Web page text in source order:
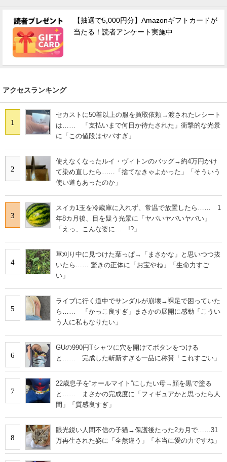
【抽選で5,000円分】Amazonギフトカードが
当たる！読者アンケート実施中
アクセスランキング
1
セカストに50着以上の服を買取依頼→渡されたレシート
は…… 「支払いまで何日か待たされた」衝撃的な光景
に「この値段はヤバすぎ」
2
使えなくなったルイ・ヴィトンのバッグ→約4万円かけ
て染め直したら……「捨てなきゃよかった」「そういう
使い道もあったのか」
3
スイカ1玉を冷蔵庫に入れず、常温で放置したら…… 1
年8カ月後、目を疑う光景に「ヤバいヤバいヤバい」
「えっ、こんな姿に……!?」
4
草刈り中に見つけた葉っぱ→「まさかな」と思いつつ抜
いたら…… 驚きの正体に「お宝やね」「生命力すご
い」
5
ライブに行く道中でサンダルが崩壊→裸足で困っていた
ら…… 「かっこ良すぎ」まさかの展開に感動「こうい
う人に私もなりたい」
6
GUの990円Tシャツに穴を開けてボタンをつける
と…… 完成した斬新すぎる一品に称賛「これすごい」
7
22歳息子を“オールマイト”にしたい母→顔を黒で塗る
と…… まさかの完成度に「フィギュアかと思ったら人
間」「質感良すぎ」
8
眼光鋭い人間不信の子猫→保護後たった2カ月で……31
万再生された姿に「全然違う」「本当に愛の力ですね」